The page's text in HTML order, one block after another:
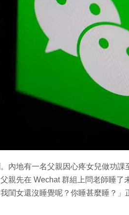
內地有一名父親因心疼女兒做功課
親先在 Wechat 群組上問老師睡了
閨女還沒睡覺呢？你睡甚麼睡？」